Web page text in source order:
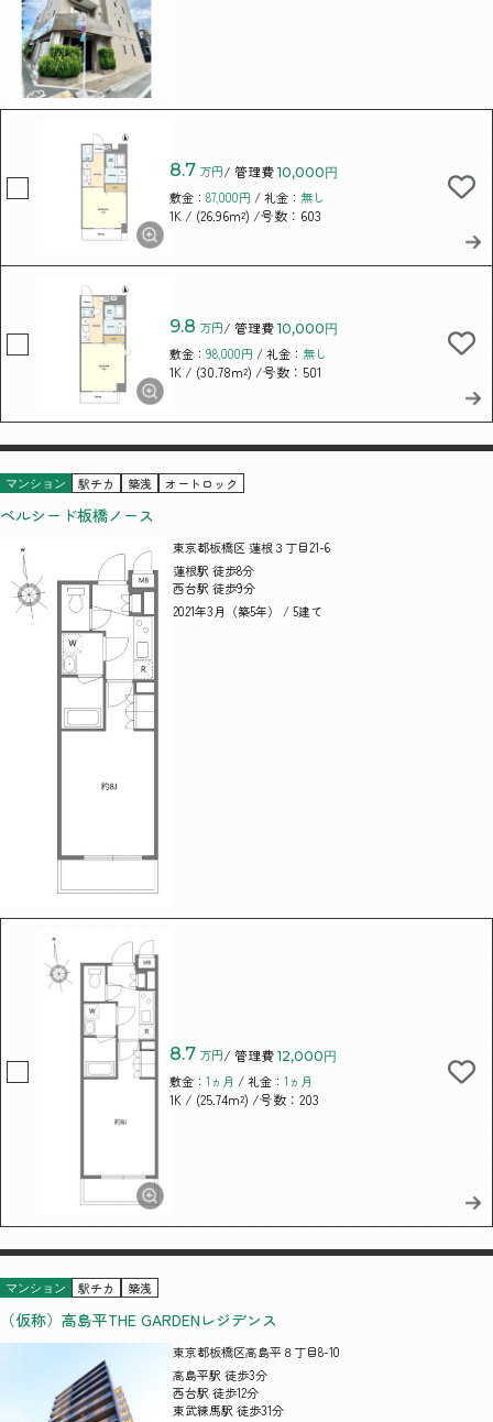
8.7 万円/ 管理費 10,000円
敷金：87,000円 / 礼金： 無し
1K / (26.96m²) /号数：603
9.8 万円/ 管理費 10,000円
敷金：98,000円 / 礼金： 無し
1K / (30.78m²) /号数：501
マンション 駅チカ 築浅 オートロック
ベルシード板橋ノース
東京都板橋区 蓮根３丁目21-6
蓮根駅 徒歩8分
西台駅 徒歩9分
2021年3月（築5年） / 5建て
8.7 万円/ 管理費 12,000円
敷金：1ヵ月 / 礼金：1ヵ月
1K / (25.74m²) /号数：203
マンション 駅チカ 築浅
（仮称）高島平THE GARDENレジデンス
東京都板橋区高島平８丁目8-10
高島平駅 徒歩3分
西台駅 徒歩12分
東武練馬駅 徒歩31分